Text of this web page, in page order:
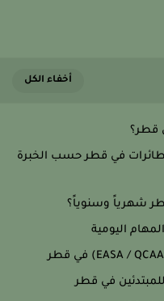
في قطر حسب الخبرة
شهرياً وسنوياً؟
اليومية
في قطر